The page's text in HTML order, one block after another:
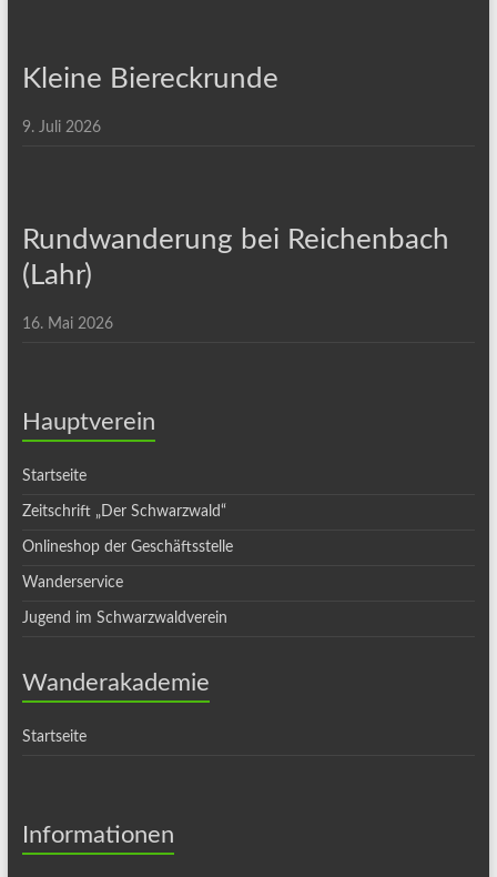
Kleine Biereckrunde
9. Juli 2026
Rundwanderung bei Reichenbach
(Lahr)
16. Mai 2026
Hauptverein
Startseite
Zeitschrift „Der Schwarzwald“
Onlineshop der Geschäftsstelle
Wanderservice
Jugend im Schwarzwaldverein
Wanderakademie
Startseite
Informationen